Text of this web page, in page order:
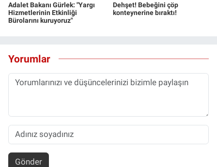
Adalet Bakanı Gürlek: "Yargı
Hizmetlerinin Etkinliği
Bürolarını kuruyoruz"
Dehşet! Bebeğini çöp
konteynerine bıraktı!
Yorumlar
Gönder